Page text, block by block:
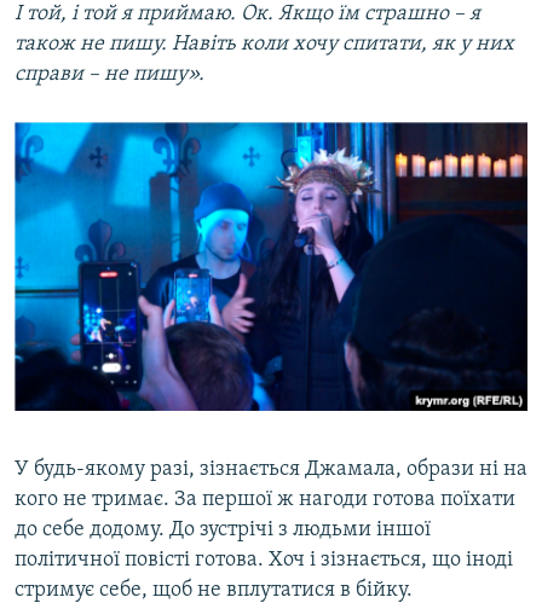
І той, і той я приймаю. Ок. Якщо їм страшно – я
також не пишу. Навіть коли хочу спитати, як у них
справи – не пишу».
У будь-якому разі, зізнається Джамала, образи ні на
кого не тримає. За першої ж нагоди готова поїхати
до себе додому. До зустрічі з людьми іншої
політичної повісті готова. Хоч і зізнається, що іноді
стримує себе, щоб не вплутатися в бійку.